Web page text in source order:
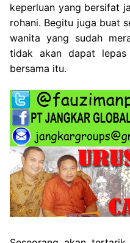
keperluan yang bersifat
rohani. Begitu juga buat
wanita yang sudah
tidak akan dapat
bersama itu.